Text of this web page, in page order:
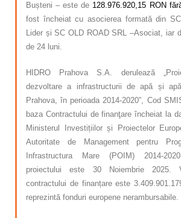
Bușteni – este de 128.976.920,15 RON
fost încheiat cu asocierea formată din
Lider și SC OLD ROAD SRL –Asociat, iar
de 24 luni.
HIDRO Prahova S.A. derulează
dezvoltare a infrastructurii de apă și
Prahova, în perioada 2014-2020”, Cod
baza Contractului de finanţare încheiat la
Ministerul Investițiilor și Proiectelor
Autoritate de Management pentru
Infrastructura Mare (POIM) 2014-
proiectului este 30 Noiembrie 2025.
contractului de finanțare este
reprezintă fonduri europene nerambursabile.